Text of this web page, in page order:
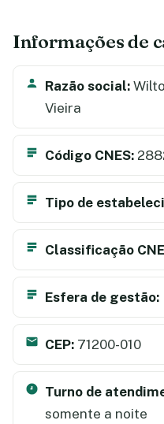
Informações de
Razão social:
Vieira
Código CNES:
Tipo de
Classificação
Esfera de gestão:
CEP: 71200-010
Turno de
somente a noite